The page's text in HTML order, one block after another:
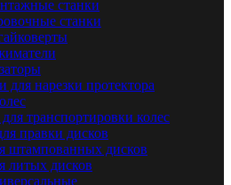
станки
станки
нарезки протектора
транспортировки колес
правки дисков
штампованных дисков
литых дисков